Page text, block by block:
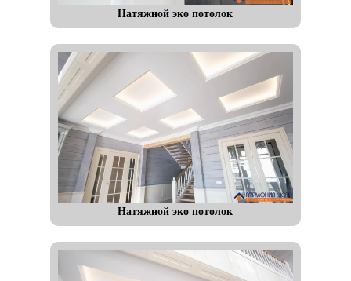
Натяжной эко потолок
Натяжной эко потолок